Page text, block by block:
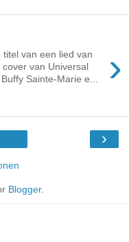
›
van een lied van
van Universal
Sainte-Marie e...
›
Blogger.